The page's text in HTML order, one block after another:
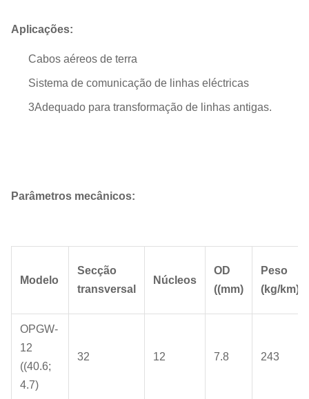
Aplicações:
Cabos aéreos de terra
Sistema de comunicação de linhas eléctricas
3Adequado para transformação de linhas antigas.
Parâmetros mecânicos:
Modelo
Secção
transversal
Núcleos
OD
((mm)
Peso
(kg/km)
OPGW-
12
((40.6;
4.7)
32 12 7.8 243